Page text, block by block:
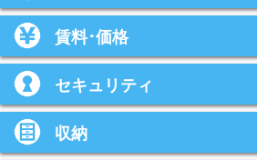
賃料･価格
セキュリティ
収納